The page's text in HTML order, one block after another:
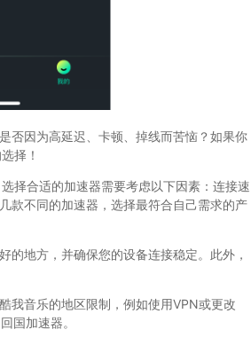
否因为高延迟、卡顿、掉线而苦恼？如果你
择！
择合适的加速器需要考虑以下因素：连接速
款不同的加速器，选择最符合自己需求的产
的地方，并确保您的设备连接稳定。此外，
我音乐的地区限制，例如使用VPN或更改
国加速器。